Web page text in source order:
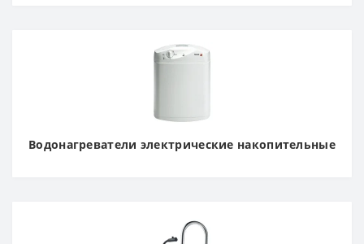
Водонагреватели электрические накопительные